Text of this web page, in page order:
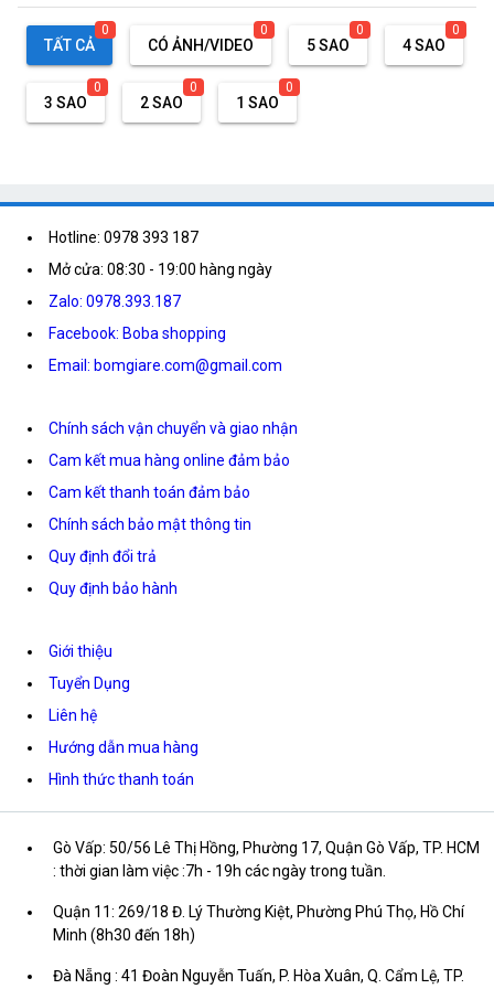
TẤT CẢ
0
CÓ ẢNH/VIDEO
0
5 SAO
0
4 SAO
0
3 SAO
0
2 SAO
0
1 SAO
0
Hotline: 0978 393 187
Mở cửa: 08:30 - 19:00 hàng ngày
Zalo: 0978.393.187
Facebook: Boba shopping
Email: bomgiare.com@gmail.com
Chính sách vận chuyển và giao nhận
Cam kết mua hàng online đảm bảo
Cam kết thanh toán đảm bảo
Chính sách bảo mật thông tin
Quy định đổi trả
Quy định bảo hành
Giới thiệu
Tuyển Dụng
Liên hệ
Hướng dẫn mua hàng
Hình thức thanh toán
Gò Vấp: 50/56 Lê Thị Hồng, Phường 17, Quận Gò Vấp, TP. HCM
: thời gian làm việc :7h - 19h các ngày trong tuần.
Quận 11: 269/18 Đ. Lý Thường Kiệt, Phường Phú Thọ, Hồ Chí
Minh (8h30 đến 18h)
Đà Nẵng : 41 Đoàn Nguyễn Tuấn, P. Hòa Xuân, Q. Cẩm Lệ, TP.